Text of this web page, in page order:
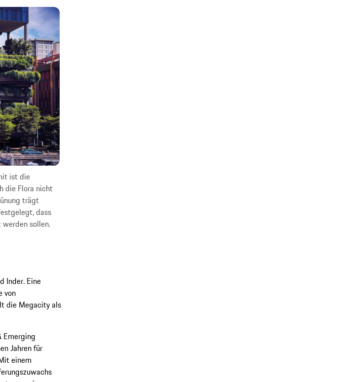
ist die
die Flora nicht
trägt
dass
sollen.
Inder. Eine
von
die Megacity als
Emerging
Jahren für
einem